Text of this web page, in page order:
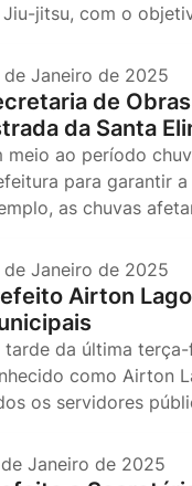
jitsu, com o
de Janeiro de 2025
de
da Santa
meio ao período
para garantir
as chuvas
de Janeiro de 2025
Airton
tarde da última
como Airton
os servidores
de Janeiro de 2025